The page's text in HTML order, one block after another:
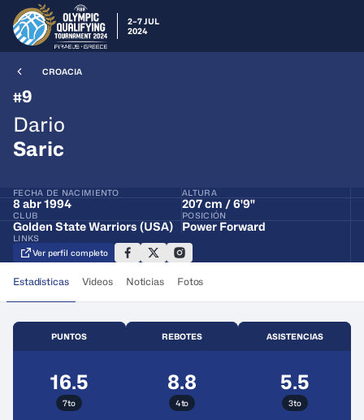
2–7 JUL
2024
CROACIA
#9
Dario
Saric
FECHA DE NACIMIENTO
8 abr 1994
ALTURA
207 cm / 6'9"
CLUB
Golden State Warriors (USA)
POSICIÓN
Power Forward
LINKS
Ver perfil completo
Estadísticas Videos Noticias Fotos
PUNTOS
16.5
7to
REBOTES
8.8
4to
ASISTENCIAS
5.5
3to